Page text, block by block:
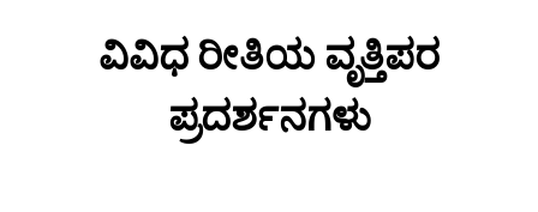
ವಿವಿಧ ರೀತಿಯ ವೃತ್ತಿಪರ
ಪ್ರದರ್ಶನಗಳು